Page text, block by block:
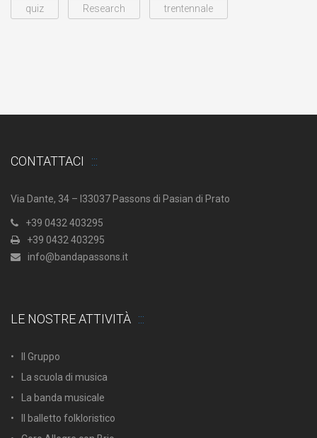
quiz Research trentennale
CONTATTACI
Via Dante, 34 – I33037 Passons di Pasian di Prato
+39 0432 403295
+39 0432 403295
info@bandapassons.it
LE NOSTRE ATTIVITÀ
Il Gruppo
La scuola di musica
La banda musicale
Il balletto folkloristico